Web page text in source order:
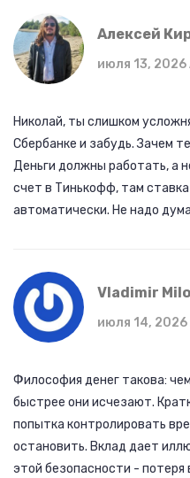
Алексей
июля 13, 2026
Николай, ты слишком
Сбербанке и забудь. Зачем
Деньги должны работать, а
счет в Тинькофф, там
автоматически. Не надо
Vladimir
июля 14, 2026
Философия денег такова:
быстрее они исчезают.
попытка контролировать
остановить. Вклад дает
этой безопасности -